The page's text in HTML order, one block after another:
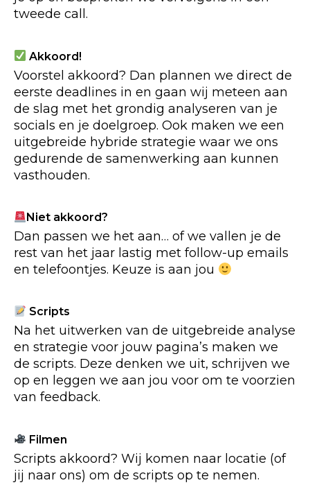
tweede call.
Akkoord!
Voorstel akkoord? Dan plannen we direct de
eerste deadlines in en gaan wij meteen aan
de slag met het grondig analyseren van je
socials en je doelgroep. Ook maken we een
uitgebreide hybride strategie waar we ons
gedurende de samenwerking aan kunnen
vasthouden.
Niet akkoord?
Dan passen we het aan… of we vallen je de
rest van het jaar lastig met follow-up emails
en telefoontjes. Keuze is aan jou
Scripts
Na het uitwerken van de uitgebreide analyse
en strategie voor jouw pagina’s maken we
de scripts. Deze denken we uit, schrijven we
op en leggen we aan jou voor om te voorzien
van feedback.
Filmen
Scripts akkoord? Wij komen naar locatie (of
jij naar ons) om de scripts op te nemen.